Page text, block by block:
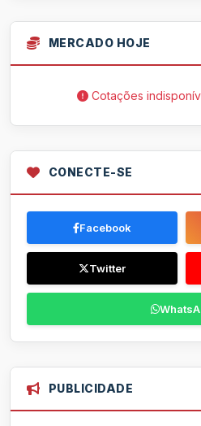
MERCADO HOJE
Cotações
CONECTE-SE
Facebook
Twitter
PUBLICIDADE